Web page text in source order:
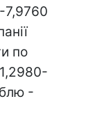
7,9760
по
-